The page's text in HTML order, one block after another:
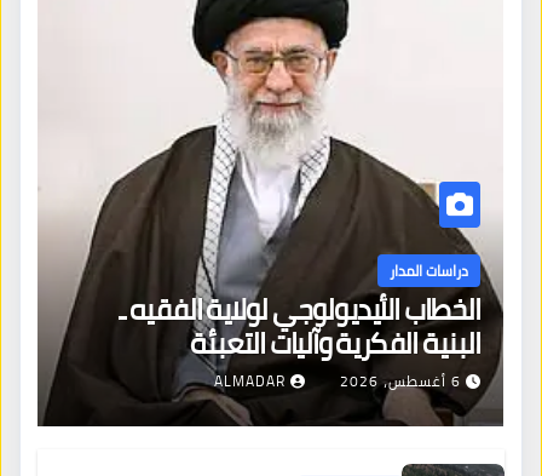
دراسات المدار
الخطاب الأيديولوجي لولاية الفقيه ـ
البنية الفكرية وآليات التعبئة
6 أغسطس، 2026 ALMADAR